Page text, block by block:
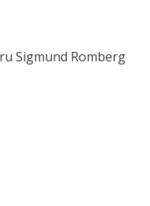
Sigmund Romberg